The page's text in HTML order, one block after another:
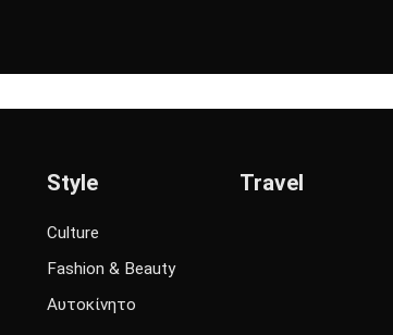
Style
Culture
Fashion & Beauty
Αυτοκίνητο
Travel